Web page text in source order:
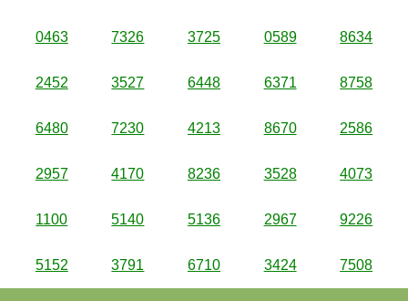
0463 7326 3725 0589 8634
2452 3527 6448 6371 8758
6480 7230 4213 8670 2586
2957 4170 8236 3528 4073
1100 5140 5136 2967 9226
5152 3791 6710 3424 7508